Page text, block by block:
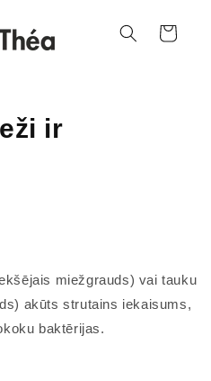
Grozs
ir
miežgrauds) vai tauku
akūts strutains iekaisums,
baktērijas.